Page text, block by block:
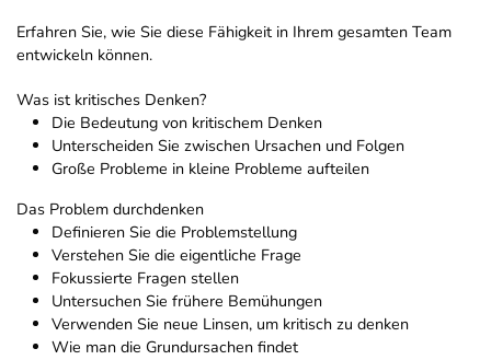
Erfahren Sie, wie Sie diese Fähigkeit in Ihrem gesamten Team
entwickeln können.
Was ist kritisches Denken?
Die Bedeutung von kritischem Denken
Unterscheiden Sie zwischen Ursachen und Folgen
Große Probleme in kleine Probleme aufteilen
Das Problem durchdenken
Definieren Sie die Problemstellung
Verstehen Sie die eigentliche Frage
Fokussierte Fragen stellen
Untersuchen Sie frühere Bemühungen
Verwenden Sie neue Linsen, um kritisch zu denken
Wie man die Grundursachen findet